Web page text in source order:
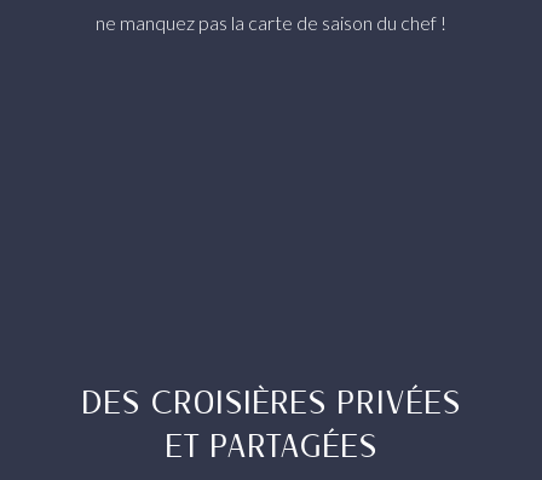
ne manquez pas la carte de saison du chef !
DES CROISIÈRES PRIVÉES
ET PARTAGÉES